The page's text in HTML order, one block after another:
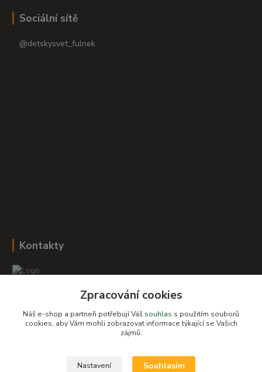
Sociální sítě
@detskysvet_fulnek
Kontakty
+420 604 278 943
obchod-detskysvet@seznam.cz
Zpracování cookies
Náš e-shop a partneři potřebují Váš souhlas s použitím souborů
cookies, aby Vám mohli zobrazovat informace týkající se Vašich
zájmů.
Nastavení Souhlasím